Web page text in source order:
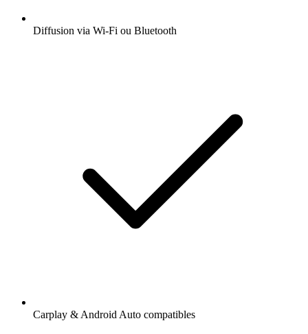
Diffusion via Wi-Fi ou Bluetooth
Carplay & Android Auto compatibles